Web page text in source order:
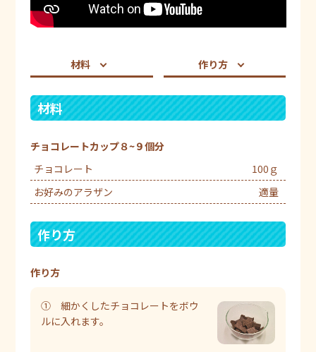
材料 作り方
材料
チョコレートカップ８~９個分
チョコレート
100ｇ
お好みのアラザン
適量
作り方
作り方
① 細かくしたチョコレートをボウ
ルに入れます。